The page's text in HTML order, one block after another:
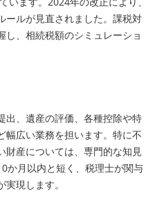
ールが見直されました。課税対
、相続税額のシミュレーショ
出、遺産の評価、各種控除や特
幅広い業務を担います。特に不
財産については、専門的な知見
か月以内と短く、税理士が関与
現します。